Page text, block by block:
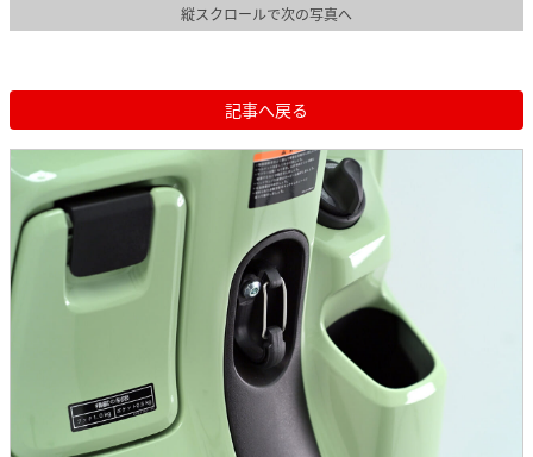
縦スクロールで次の写真へ
記事へ戻る